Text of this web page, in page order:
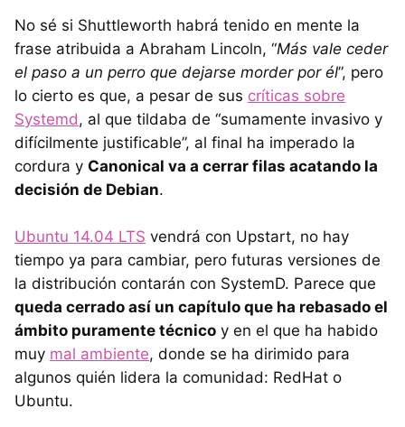
No sé si Shuttleworth habrá tenido en mente la
frase atribuida a Abraham Lincoln, “Más vale ceder
el paso a un perro que dejarse morder por él”, pero
lo cierto es que, a pesar de sus críticas sobre
Systemd, al que tildaba de “sumamente invasivo y
difícilmente justificable”, al final ha imperado la
cordura y Canonical va a cerrar filas acatando la
decisión de Debian.
Ubuntu 14.04 LTS vendrá con Upstart, no hay
tiempo ya para cambiar, pero futuras versiones de
la distribución contarán con SystemD. Parece que
queda cerrado así un capítulo que ha rebasado el
ámbito puramente técnico y en el que ha habido
muy mal ambiente, donde se ha dirimido para
algunos quién lidera la comunidad: RedHat o
Ubuntu.